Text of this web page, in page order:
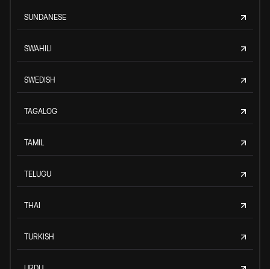
SUNDANESE
SWAHILI
SWEDISH
TAGALOG
TAMIL
TELUGU
THAI
TURKISH